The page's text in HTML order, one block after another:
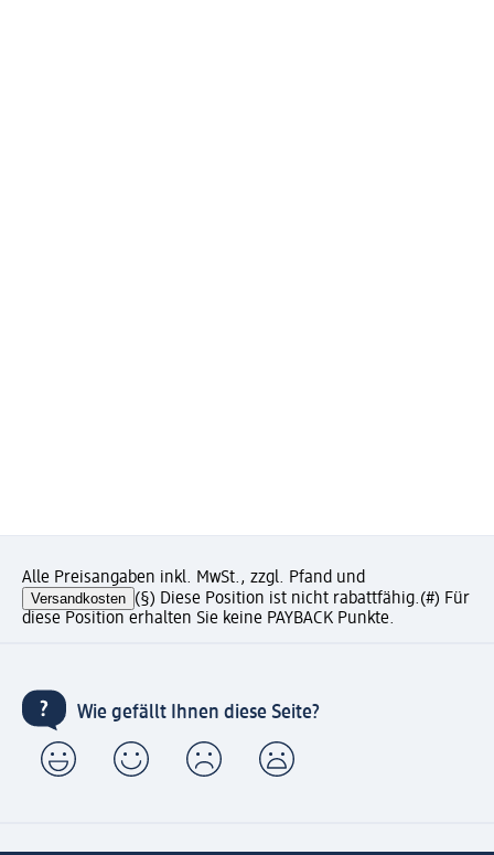
Alle Preisangaben inkl. MwSt., zzgl. Pfand und
Versandkosten (§) Diese Position ist nicht rabattfähig.(#) Für
diese Position erhalten Sie keine PAYBACK Punkte.
Wie gefällt Ihnen diese Seite?